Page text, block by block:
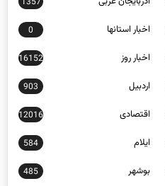
اخبار استانها 0
اخبار روز 16152
اردبیل 903
اقتصادی 12016
ایلام 584
بوشهر 485
تبلیغات 54